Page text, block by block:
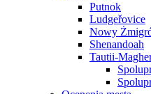
Putnok
Ludgeřovice
Nowy
Shenandoah
Tautii-